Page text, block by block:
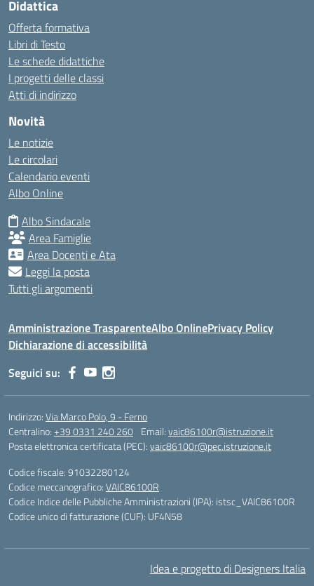
Didattica
Offerta formativa
Libri di Testo
Le schede didattiche
I progetti delle classi
Atti di indirizzo
Novità
Le notizie
Le circolari
Calendario eventi
Albo Online
Albo Sindacale
Area Famiglie
Area Docenti e Ata
Leggi la posta
Tutti gli argomenti
Amministrazione TrasparenteAlbo OnlinePrivacy Policy
Dichiarazione di accessibilità
Seguici su:
Indirizzo:Via Marco Polo, 9 - Ferno
Centralino:+39 0331 240 260 Email:vaic86100r@istruzione.it
Posta elettronica certificata (PEC):vaic86100r@pec.istruzione.it
Codice fiscale: 91032280124
Codice meccanografico:VAIC86100R
Codice Indice delle Pubbliche Amministrazioni (IPA): istsc_VAIC86100R
Codice unico di fatturazione (CUF): UF4N58
Idea e progetto di Designers Italia